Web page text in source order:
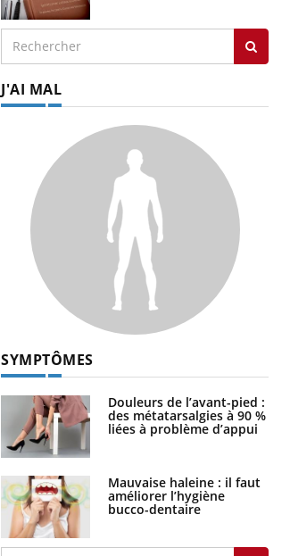
Comment oublier les écrans en
vacances ?
J'AI MAL
SYMPTÔMES
Douleurs de l’avant-pied :
des métatarsalgies à 90 %
liées à problème d’appui
Mauvaise haleine : il faut
améliorer l’hygiène
bucco-dentaire